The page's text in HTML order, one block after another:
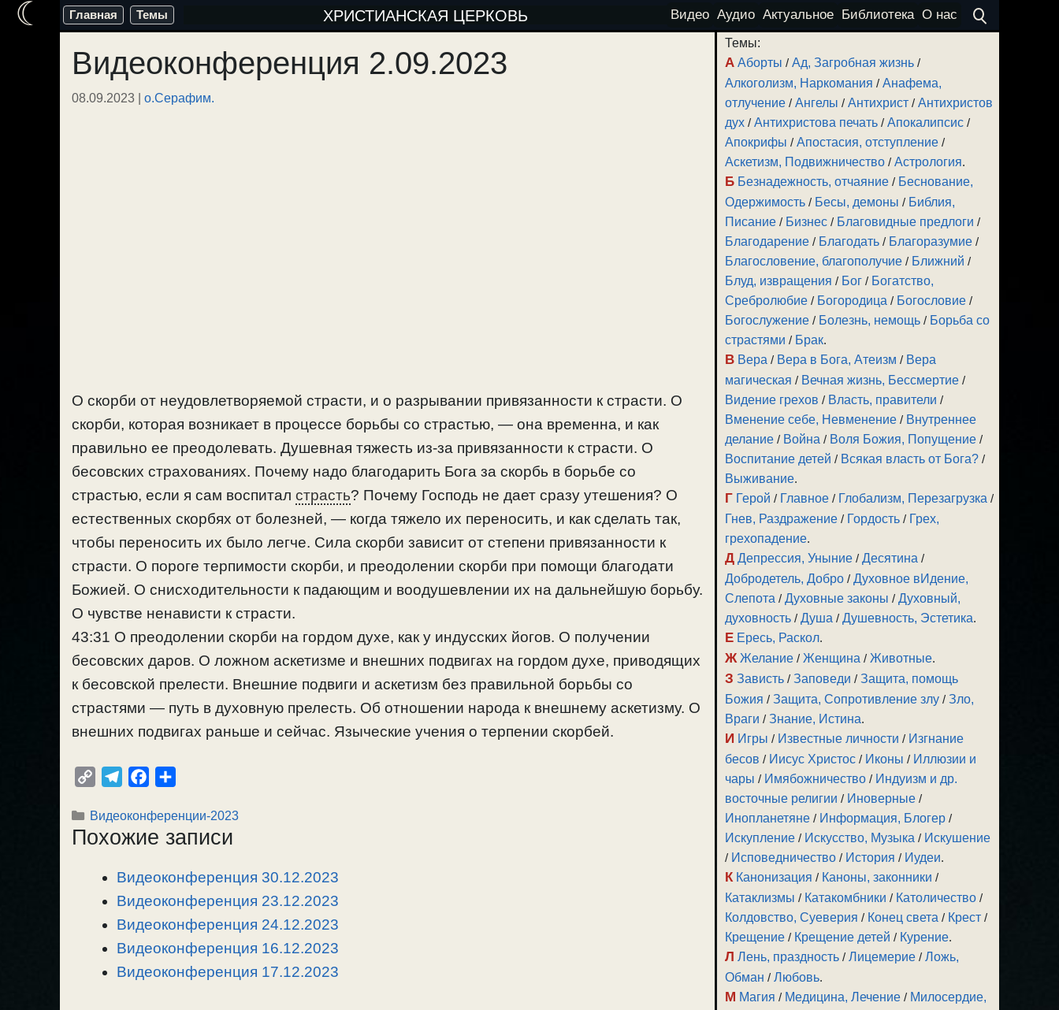
Перейти
содержимому
Главная Темы ХРИСТИАНСКАЯ ЦЕРКОВЬ Видео Аудио Актуальное Библиотека О нас
Видеоконференция 2.09.2023
08.09.2023 | о.Серафим.
О скорби от неудовлетворяемой страсти, и о разрывании привязанности к страсти. О
скорби, которая возникает в процессе борьбы со страстью, — она временна, и как
правильно ее преодолевать. Душевная тяжесть из-за привязанности к страсти. О
бесовских страхованиях. Почему надо благодарить Бога за скорбь в борьбе со
страстью, если я сам воспитал страсть? Почему Господь не дает сразу утешения? О
естественных скорбях от болезней, — когда тяжело их переносить, и как сделать так,
чтобы переносить их было легче. Сила скорби зависит от степени привязанности к
страсти. О пороге терпимости скорби, и преодолении скорби при помощи благодати
Божией. О снисходительности к падающим и воодушевлении их на дальнейшую борьбу.
О чувстве ненависти к страсти.
43:31 О преодолении скорби на гордом духе, как у индусских йогов. О получении
бесовских даров. О ложном аскетизме и внешних подвигах на гордом духе, приводящих
к бесовской прелести. Внешние подвиги и аскетизм без правильной борьбы со
страстями — путь в духовную прелесть. Об отношении народа к внешнему аскетизму. О
внешних подвигах раньше и сейчас. Языческие учения о терпении скорбей.
p
y
l
e
r
a
m
c
e
o
o
k
п
р
в
и
т
Рубрики
Видеоконференции-2023
Похожие записи
Видеоконференция 30.12.2023
Видеоконференция 23.12.2023
Видеоконференция 24.12.2023
Видеоконференция 16.12.2023
Видеоконференция 17.12.2023
Темы:
А Аборты /Ад, Загробная жизнь /
Алкоголизм, Наркомания /Анафема,
отлучение /Ангелы /Антихрист /Антихристов
дух /Антихристова печать /Апокалипсис /
Апокрифы /Апостасия, отступление /
Аскетизм, Подвижничество /Астрология.
Б Безнадежность, отчаяние / Беснование,
Одержимость / Бесы, демоны / Библия,
Писание / Бизнес / Благовидные предлоги /
Благодарение / Благодать / Благоразумие /
Благословение, благополучие / Ближний /
Блуд, извращения / Бог / Богатство,
Сребролюбие / Богородица / Богословие /
Богослужение / Болезнь, немощь / Борьба со
страстями / Брак.
В Вера / Вера в Бога, Атеизм / Вера
магическая / Вечная жизнь, Бессмертие /
Видение грехов / Власть, правители /
Вменение себе, Невменение / Внутреннее
делание / Война / Воля Божия, Попущение /
Воспитание детей / Всякая власть от Бога? /
Выживание.
Г Герой / Главное / Глобализм, Перезагрузка /
Гнев, Раздражение / Гордость / Грех,
грехопадение.
Д Депрессия, Уныние /Десятина /
Добродетель, Добро /Духовное вИдение,
Слепота /Духовные законы /Духовный,
духовность /Душа /Душевность, Эстетика.
Е Ересь, Раскол.
Ж Желание /Женщина /Животные.
З Зависть /Заповеди /Защита, помощь
Божия /Защита, Сопротивление злу /Зло,
Враги /Знание, Истина.
И Игры / Известные личности / Изгнание
бесов / Иисус Христос / Иконы / Иллюзии и
чары / Имябожничество / Индуизм и др.
восточные религии / Иноверные /
Инопланетяне / Информация, Блогер /
Искупление / Искусство, Музыка / Искушение
/ Исповедничество / История / Иудеи.
К Канонизация / Каноны, законники /
Катаклизмы / Катакомбники / Католичество /
Колдовство, Суеверия / Конец света / Крест /
Крещение / Крещение детей / Курение.
Л Лень, праздность /Лицемерие /Ложь,
Обман /Любовь.
М Магия / Медицина, Лечение / Милосердие,
☾